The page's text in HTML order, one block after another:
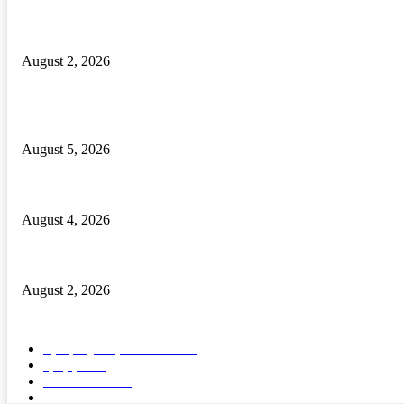
August 2, 2026
August 5, 2026
August 4, 2026
August 2, 2026